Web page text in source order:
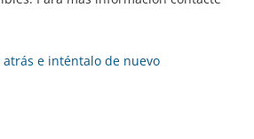
atrás e inténtalo de nuevo